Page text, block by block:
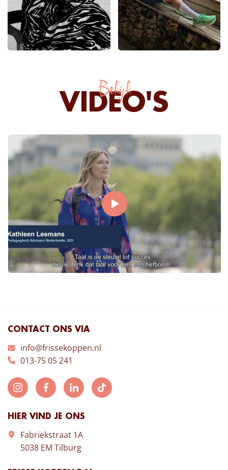
Bekijk
VIDEO'S
CONTACT ONS VIA
info@frissekoppen.nl
013-75 05 241
HIER VIND JE ONS
Fabriekstraat 1A
5038 EM Tilburg